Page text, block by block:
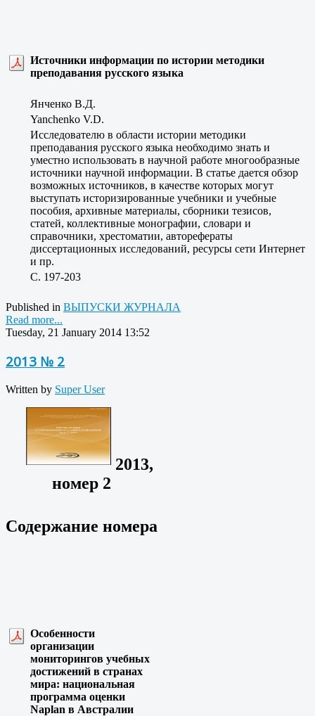
Источники информации по истории методики
преподавания русского языка
Янченко В.Д.
Yanchenko V.D.
Исследователю в области истории методики
преподавания русского языка необходимо знать и
уместно использовать в научной работе многообразные
источники научной информации. В статье дается обзор
возможных источников, в качестве которых могут
выступать историзированные учебники и учебные
пособия, архивные материалы, сборники тезисов,
статей, коллективные монографии, словари и
справочники, хрестоматии, авторефераты
диссертационных исследований, ресурсы сети Интернет
и пр.
C. 197-203
Published in ВЫПУСКИ ЖУРНАЛА
Read more...
Tuesday, 21 January 2014 13:52
2013 № 2
Written by Super User
2013,
номер 2
Содержание номера
Особенности
организации
мониторингов учебных
достижений в странах
мира: национальная
программа оценки
Naplan в Австралии